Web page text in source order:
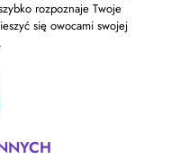
rozpoznaje Twoje
się owocami swojej